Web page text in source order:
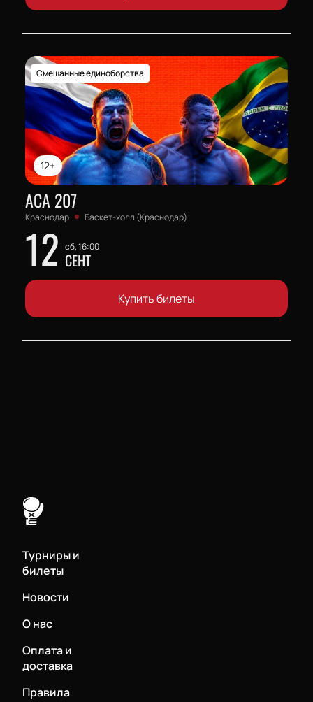
12+
Смешанные единоборства
АСА 207
Краснодар Баскет-холл (Краснодар)
12 сб, 16:00
СЕНТ
Купить билеты
Турниры и
билеты
Новости
О нас
Оплата и
доставка
Правила